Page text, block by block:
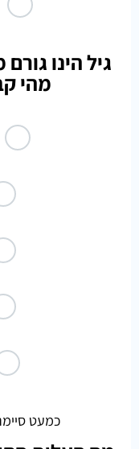
גיל הינו
מהי
כמעט